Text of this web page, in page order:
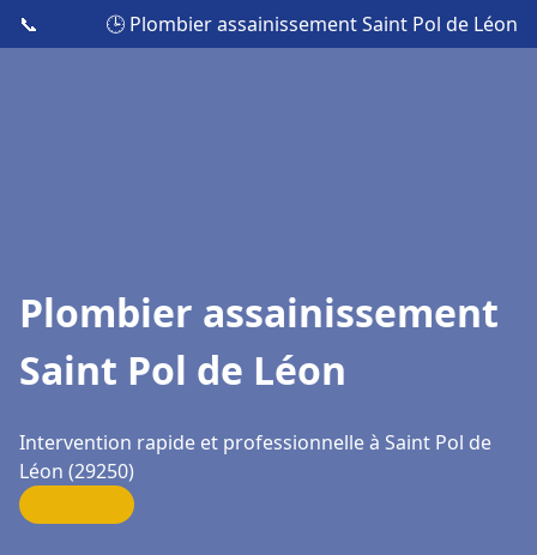
📞 🕒 Plombier assainissement Saint Pol de Léon
Plombier assainissement
Saint Pol de Léon
Intervention rapide et professionnelle à Saint Pol de
Léon (29250)